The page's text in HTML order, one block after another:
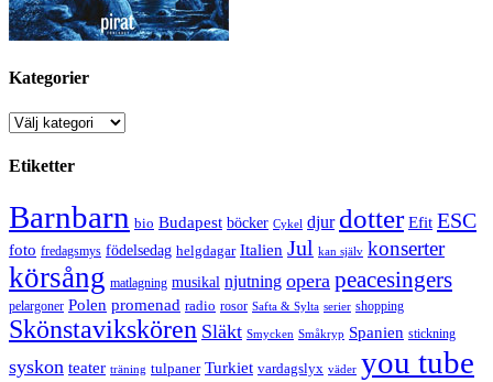
Kategorier
Kategorier
Etiketter
Barnbarn bio Budapest böcker Cykel djur dotter Efit ESC
foto fredagsmys födelsedag helgdagar Italien Jul kan själv konserter
körsång matlagning musikal njutning opera peacesingers
pelargoner Polen promenad radio rosor Safta & Sylta serier shopping
Skönstavikskören Släkt Smycken Småkryp Spanien stickning
syskon teater träning tulpaner Turkiet vardagslyx väder you tube